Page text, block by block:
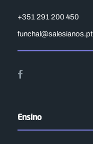
+351 291 200 450
funchal@salesianos.pt
Ensino